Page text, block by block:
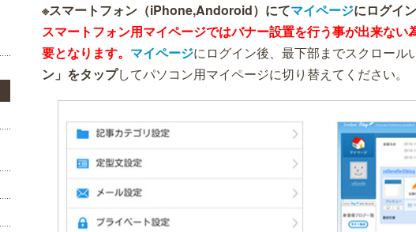
※スマートフォン（iPhone,Andoroid）にてマイページにログイ
スマートフォン用マイページではバナー設置を行う事が出来ない
要となります。 マイページにログイン後、最下部までスクロール
ン」をタップしてパソコン用マイページに切り替えてください。